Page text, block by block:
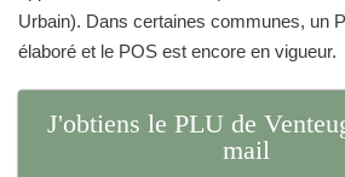
Urbain). Dans certaines communes, un
élaboré et le POS est encore en vigueur.
J'obtiens le PLU de
mail